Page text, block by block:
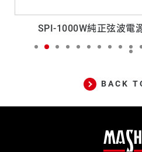
SPI-1000W純正弦波電
BACK